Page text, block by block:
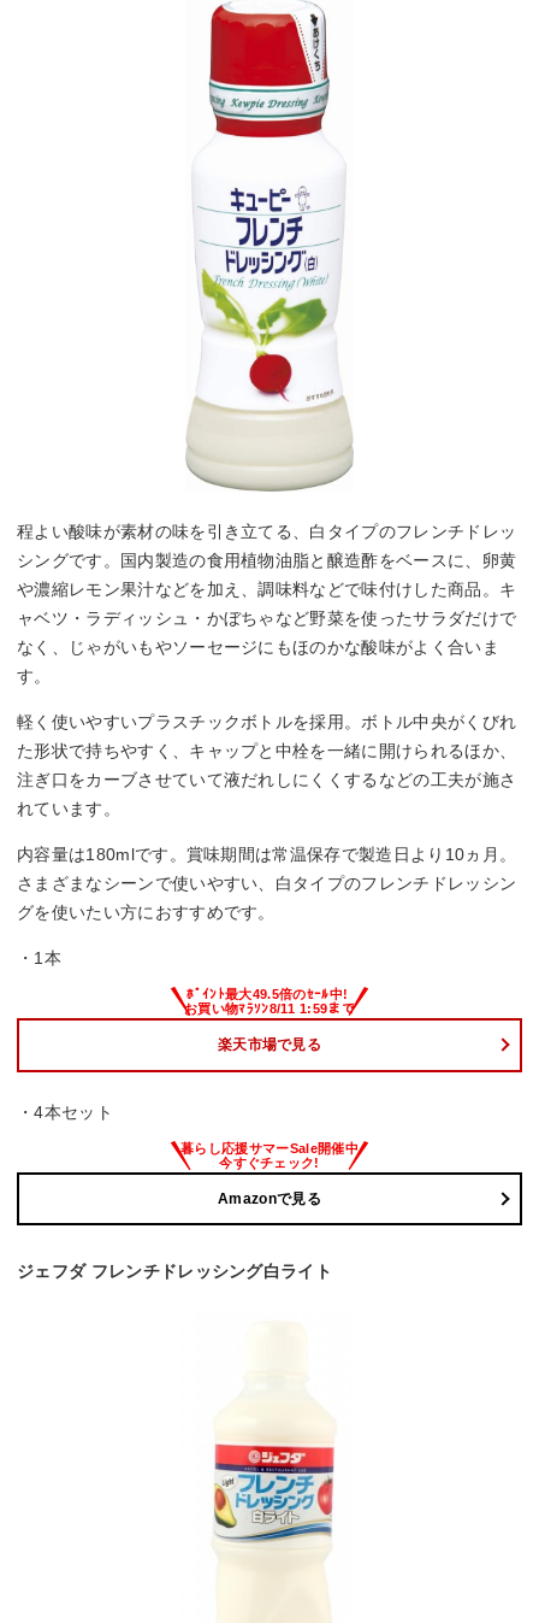
程よい酸味が素材の味を引き立てる、白タイプのフレンチドレッ
シングです。国内製造の食用植物油脂と醸造酢をベースに、卵黄
や濃縮レモン果汁などを加え、調味料などで味付けした商品。キ
ャベツ・ラディッシュ・かぼちゃなど野菜を使ったサラダだけで
なく、じゃがいもやソーセージにもほのかな酸味がよく合いま
す。
軽く使いやすいプラスチックボトルを採用。ボトル中央がくびれ
た形状で持ちやすく、キャップと中栓を一緒に開けられるほか、
注ぎ口をカーブさせていて液だれしにくくするなどの工夫が施さ
れています。
内容量は180mlです。賞味期間は常温保存で製造日より10ヵ月。
さまざまなシーンで使いやすい、白タイプのフレンチドレッシン
グを使いたい方におすすめです。
・1本
楽天市場で見る
・4本セット
Amazonで見る
ジェフダ フレンチドレッシング白ライト